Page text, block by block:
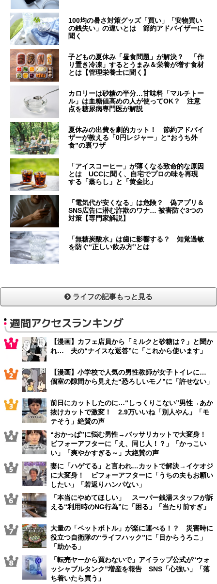
100均の暑さ対策グッズ「買い」「安物買い
の銭失い」の違いとは 節約アドバイザーに
聞く
子どもの夏休み「昼食問題」が解決？ 「作
り置き冷凍」するとうまみ＆栄養が増す食材
とは【管理栄養士に聞く】
カロリーは砂糖の半分…甘味料「マルチトー
ル」は血糖値高めの人が使ってOK？ 注意
点を糖尿病専門医が解説
夏休みの出費を劇的カット！ 節約アドバイ
ザーが教える「0円レジャー」と“おうち外
食”の裏ワザ
「アイスコーヒー」が薄くなる致命的な原因
とは UCCに聞く、自宅でプロの味を再現
する「蒸らし」と「黄金比」
「電気代が安くなる」は危険？ 偽アプリ＆
SNS広告に潜む詐欺のワナ… 被害防ぐ3つの
対策【専門家解説】
「無糖炭酸水」は歯に影響する？ 知覚過敏
を防ぐ“正しい飲み方”とは
ライフの記事もっと見る
週間アクセスランキング
【漫画】カフェ店員から「ミルクと砂糖は？」と聞か
れ… 夫の“ナイスな返答”に「これから使います」
【漫画】小学校で人気の男性教師が女子トイレに…
個室の隙間から見えた“恐ろしいモノ”に「許せない」
前日にカットしたのに…“しっくりこない”男性→あか
抜けカットで激変！ 2.9万いいね「別人やん」「モ
テそう」絶賛の声
“おかっぱ”に悩む男性→バッサリカットで大変身！
ビフォーアフターに「え、同じ人！？」「かっこい
い」「爽やかすぎる～」大絶賛の声
妻に「ハゲてる」と言われ…カットで解決→イケオジ
に大変身！ ビフォーアフターに「うちの夫もお願い
したい」「若返りハンパない」
「本当にやめてほしい」 スーパー銭湯スタッフが訴
える“利用時のNG行為”に「困る」「当たり前すぎ」
大量の「ペットボトル」が楽に運べる！？ 災害時に
役立つ自衛隊の“ライフハック”に「目からうろこ」
「助かる」
「転売ヤーから買わないで」アイラップ公式が“ウォ
ッシャブルタンク”増産を報告 SNS「心強い」「落
ち着いたら買う」